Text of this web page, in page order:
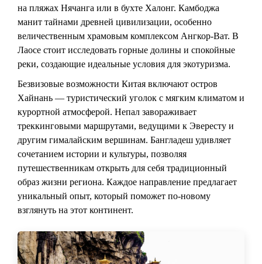
на пляжах Нячанга или в бухте Халонг. Камбоджа
манит тайнами древней цивилизации, особенно
величественным храмовым комплексом Ангкор-Ват. В
Лаосе стоит исследовать горные долины и спокойные
реки, создающие идеальные условия для экотуризма.
Безвизовые возможности Китая включают остров
Хайнань — туристический уголок с мягким климатом и
курортной атмосферой. Непал завораживает
треккинговыми маршрутами, ведущими к Эвересту и
другим гималайским вершинам. Бангладеш удивляет
сочетанием истории и культуры, позволяя
путешественникам открыть для себя традиционный
образ жизни региона. Каждое направление предлагает
уникальный опыт, который поможет по-новому
взглянуть на этот континент.